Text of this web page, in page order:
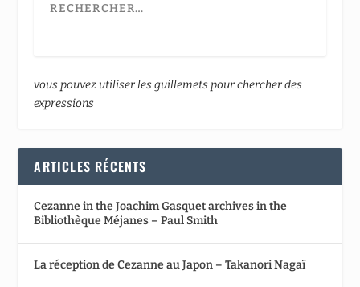
vous pouvez utiliser les guillemets pour chercher des
expressions
ARTICLES RÉCENTS
Cezanne in the Joachim Gasquet archives in the
Bibliothèque Méjanes – Paul Smith
La réception de Cezanne au Japon – Takanori Nagaï